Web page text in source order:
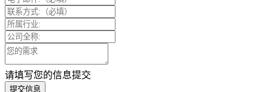
请填写您的信息提交
提交信息